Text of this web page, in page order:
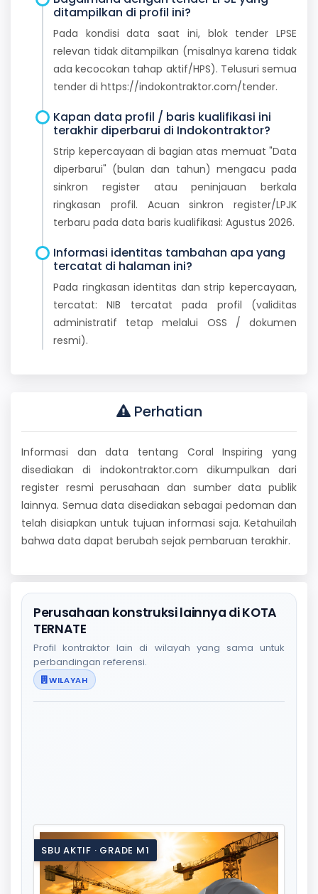
ditampilkan di profil ini?
Pada kondisi data saat ini, blok tender LPSE
relevan tidak ditampilkan (misalnya karena tidak
ada kecocokan tahap aktif/HPS). Telusuri semua
tender di https://indokontraktor.com/tender.
Kapan data profil / baris kualifikasi ini
terakhir diperbarui di Indokontraktor?
Strip kepercayaan di bagian atas memuat "Data
diperbarui" (bulan dan tahun) mengacu pada
sinkron register atau peninjauan berkala
ringkasan profil. Acuan sinkron register/LPJK
terbaru pada data baris kualifikasi: Agustus 2026.
Informasi identitas tambahan apa yang
tercatat di halaman ini?
Pada ringkasan identitas dan strip kepercayaan,
tercatat: NIB tercatat pada profil (validitas
administratif tetap melalui OSS / dokumen
resmi).
Perhatian
Informasi dan data tentang Coral Inspiring yang
disediakan di indokontraktor.com dikumpulkan dari
register resmi perusahaan dan sumber data publik
lainnya. Semua data disediakan sebagai pedoman dan
telah disiapkan untuk tujuan informasi saja. Ketahuilah
bahwa data dapat berubah sejak pembaruan terakhir.
Perusahaan konstruksi lainnya di KOTA
TERNATE
Profil kontraktor lain di wilayah yang sama untuk
perbandingan referensi.
WILAYAH
SBU AKTIF · GRADE M1